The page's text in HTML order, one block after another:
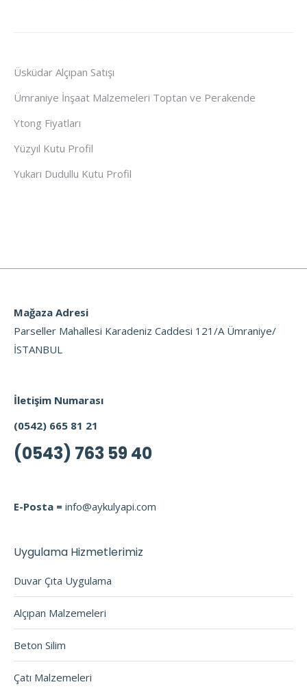
Üsküdar Alçıpan Satışı
Ümraniye İnşaat Malzemeleri Toptan ve Perakende
Ytong Fiyatları
Yüzyıl Kutu Profil
Yukarı Dudullu Kutu Profil
Mağaza Adresi
Parseller Mahallesi Karadeniz Caddesi 121/A Ümraniye/
İSTANBUL
İletişim Numarası
(0542) 665 81 21
(0543) 763 59 40
E-Posta = info@aykulyapi.com
Uygulama Hizmetlerimiz
Duvar Çıta Uygulama
Alçıpan Malzemeleri
Beton Silim
Çatı Malzemeleri